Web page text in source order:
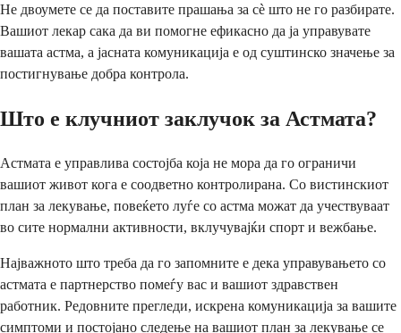
Не двоумете се да поставите прашања за сè што не го разбирате.
Вашиот лекар сака да ви помогне ефикасно да ја управувате
вашата астма, а јасната комуникација е од суштинско значење за
постигнување добра контрола.
Што е клучниот заклучок за Астмата?
Астмата е управлива состојба која не мора да го ограничи
вашиот живот кога е соодветно контролирана. Со вистинскиот
план за лекување, повеќето луѓе со астма можат да учествуваат
во сите нормални активности, вклучувајќи спорт и вежбање.
Најважното што треба да го запомните е дека управувањето со
астмата е партнерство помеѓу вас и вашиот здравствен
работник. Редовните прегледи, искрена комуникација за вашите
симптоми и постојано следење на вашиот план за лекување се